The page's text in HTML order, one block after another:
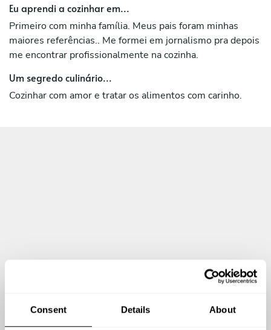
Consent Details About
Eu aprendi a cozinhar em...
Primeiro com minha família. Meus pais foram minhas
maiores referências.. Me formei em jornalismo pra depois
me encontrar profissionalmente na cozinha.
Um segredo culinário...
Cozinhar com amor e tratar os alimentos com carinho.